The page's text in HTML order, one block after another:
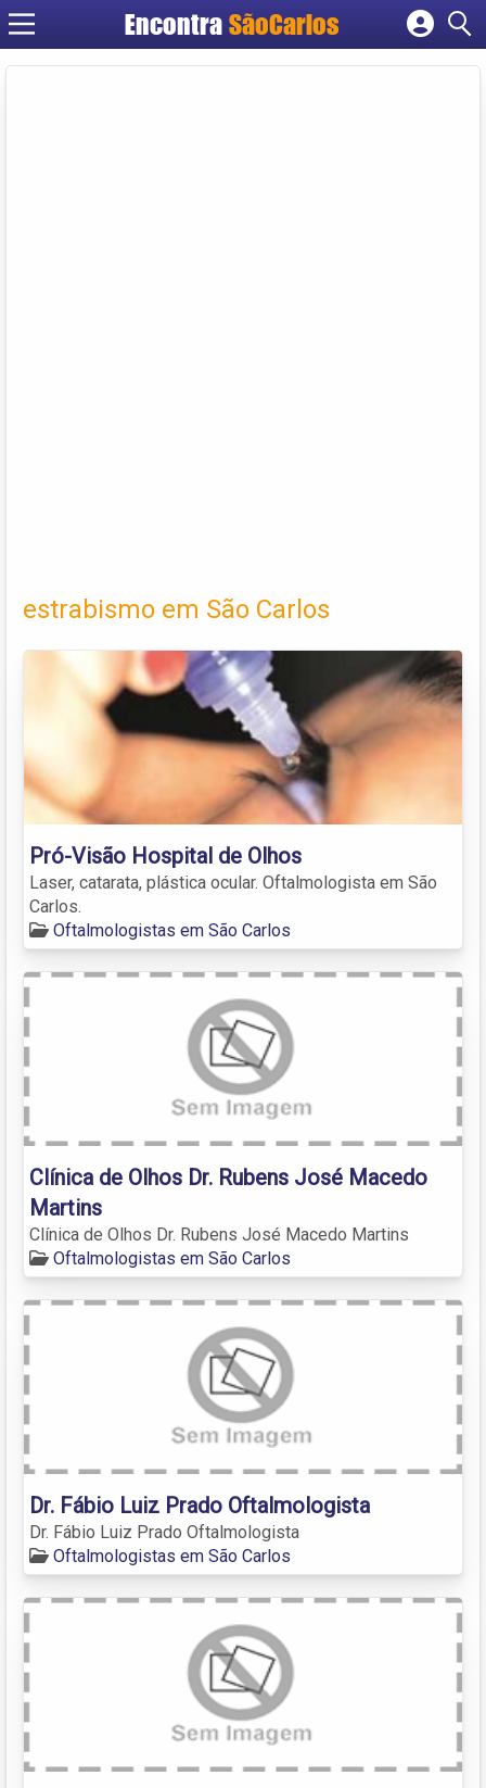
EncontraSãoCarlos
Cadastrar empresa
estrabismo em São Carlos
Pró-Visão Hospital de Olhos
Laser, catarata, plástica ocular. Oftalmologista em São
Carlos.
Oftalmologistas em São Carlos
Clínica de Olhos Dr. Rubens José Macedo
Martins
Clínica de Olhos Dr. Rubens José Macedo Martins
Oftalmologistas em São Carlos
Dr. Fábio Luiz Prado Oftalmologista
Dr. Fábio Luiz Prado Oftalmologista
Oftalmologistas em São Carlos